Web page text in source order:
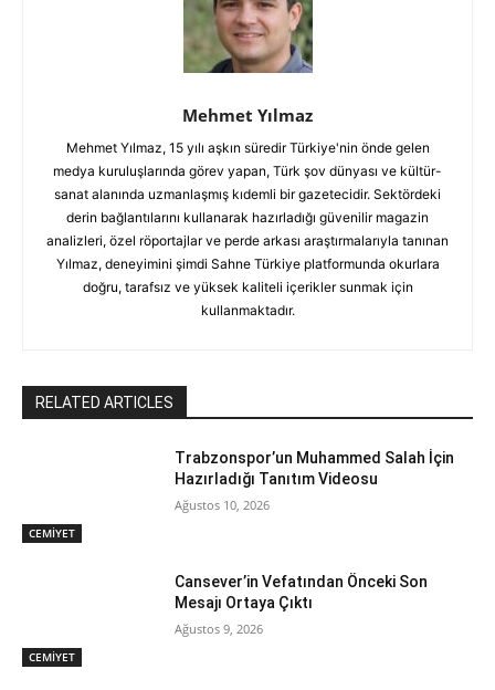
Mehmet Yılmaz
Mehmet Yılmaz, 15 yılı aşkın süredir Türkiye'nin önde gelen
medya kuruluşlarında görev yapan, Türk şov dünyası ve kültür-
sanat alanında uzmanlaşmış kıdemli bir gazetecidir. Sektördeki
derin bağlantılarını kullanarak hazırladığı güvenilir magazin
analizleri, özel röportajlar ve perde arkası araştırmalarıyla tanınan
Yılmaz, deneyimini şimdi Sahne Türkiye platformunda okurlara
doğru, tarafsız ve yüksek kaliteli içerikler sunmak için
kullanmaktadır.
RELATED ARTICLES
CEMİYET
Trabzonspor’un Muhammed Salah İçin
Hazırladığı Tanıtım Videosu
Ağustos 10, 2026
CEMİYET
Cansever’in Vefatından Önceki Son
Mesajı Ortaya Çıktı
Ağustos 9, 2026